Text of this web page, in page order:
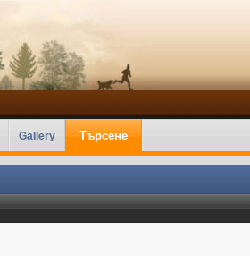
Gallery Търсене